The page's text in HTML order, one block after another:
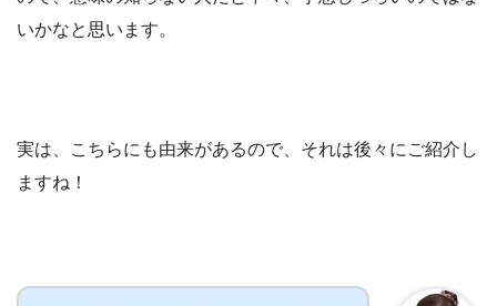
いかなと思います。
実は、こちらにも由来があるので、それは後々にご紹介し
ますね！